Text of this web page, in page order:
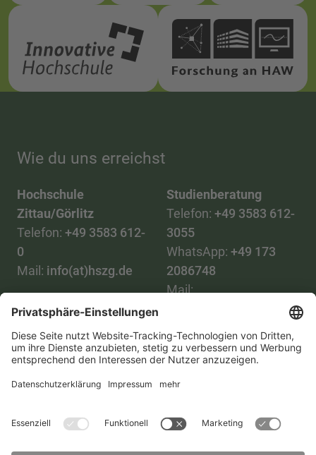
Wie du uns erreichst
Hochschule
Zittau/Görlitz
Telefon: +49 3583 612-
0
Mail: info(at)hszg.de
Studienberatung
Telefon: +49 3583 612-
3055
WhatsApp: +49 173
2086748
Mail:
Alle StudiengängeDatenschutz
TransparenzgesetzKontakt